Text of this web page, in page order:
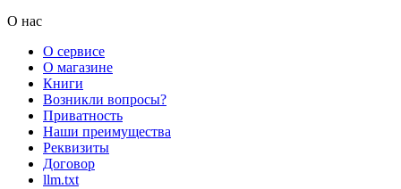
О нас
О сервисе
О магазине
Книги
Возникли вопросы?
Приватность
Наши преимущества
Реквизиты
Договор
llm.txt